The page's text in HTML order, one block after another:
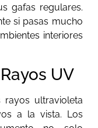
gafas regulares.
si pasas mucho
interiores
UV
rayos ultravioleta
a la vista. Los